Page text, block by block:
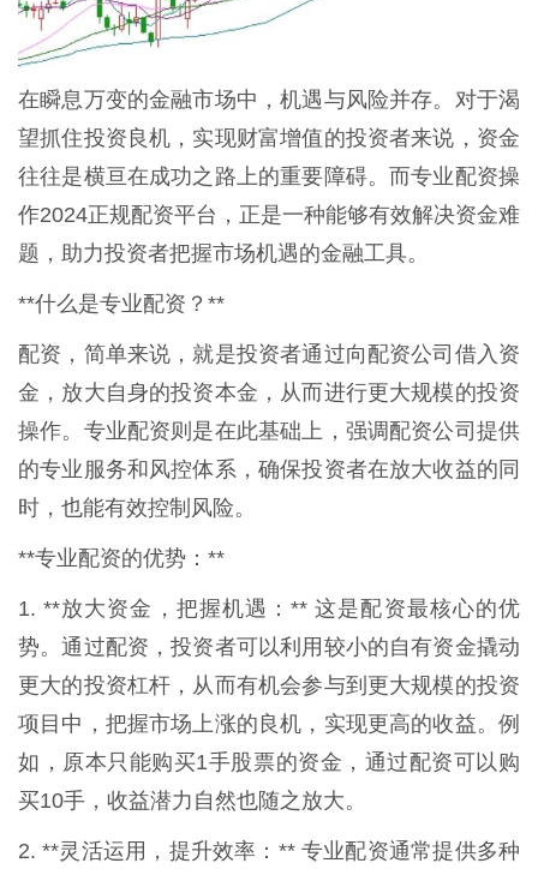
在瞬息万变的金融市场中，机遇与风险并存。对于渴
望抓住投资良机，实现财富增值的投资者来说，资金
往往是横亘在成功之路上的重要障碍。而专业配资操
作2024正规配资平台，正是一种能够有效解决资金难
题，助力投资者把握市场机遇的金融工具。
**什么是专业配资？**
配资，简单来说，就是投资者通过向配资公司借入资
金，放大自身的投资本金，从而进行更大规模的投资
操作。专业配资则是在此基础上，强调配资公司提供
的专业服务和风控体系，确保投资者在放大收益的同
时，也能有效控制风险。
**专业配资的优势：**
1. **放大资金，把握机遇：** 这是配资最核心的优
势。通过配资，投资者可以利用较小的自有资金撬动
更大的投资杠杆，从而有机会参与到更大规模的投资
项目中，把握市场上涨的良机，实现更高的收益。例
如，原本只能购买1手股票的资金，通过配资可以购
买10手，收益潜力自然也随之放大。
2. **灵活运用，提升效率：** 专业配资通常提供多种